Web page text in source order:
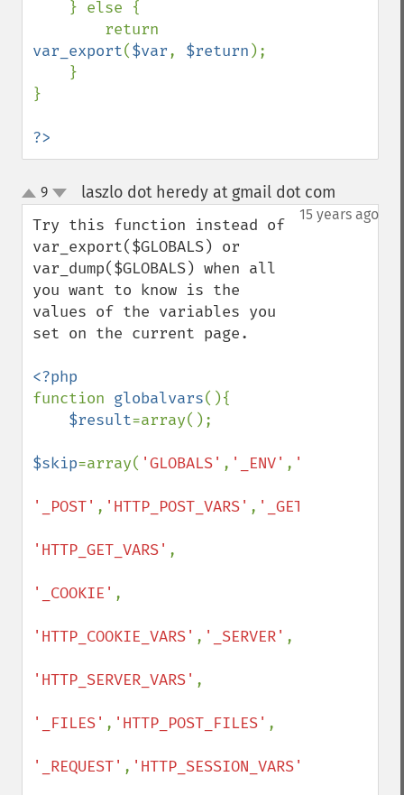
var_export($var, $return );
}
?>
up
down
9 laszlo dot heredy at gmail dot com
15 years ago
Try this function instead of
var_export($GLOBALS) or
var_dump($GLOBALS) when all
you want to know is the
values of the variables you
set on the current page.
function globalvars(){
$result=array();
$skip=array( 'GLOBALS' , '_ENV' ,
'_POST' , 'HTTP_POST_VARS' , '_GET'
'HTTP_GET_VARS' ,
'_COOKIE' ,
'HTTP_COOKIE_VARS' , '_SERVER' ,
'HTTP_SERVER_VARS' ,
'_FILES' , 'HTTP_POST_FILES' ,
'_REQUEST' , 'HTTP_SESSION_VARS'